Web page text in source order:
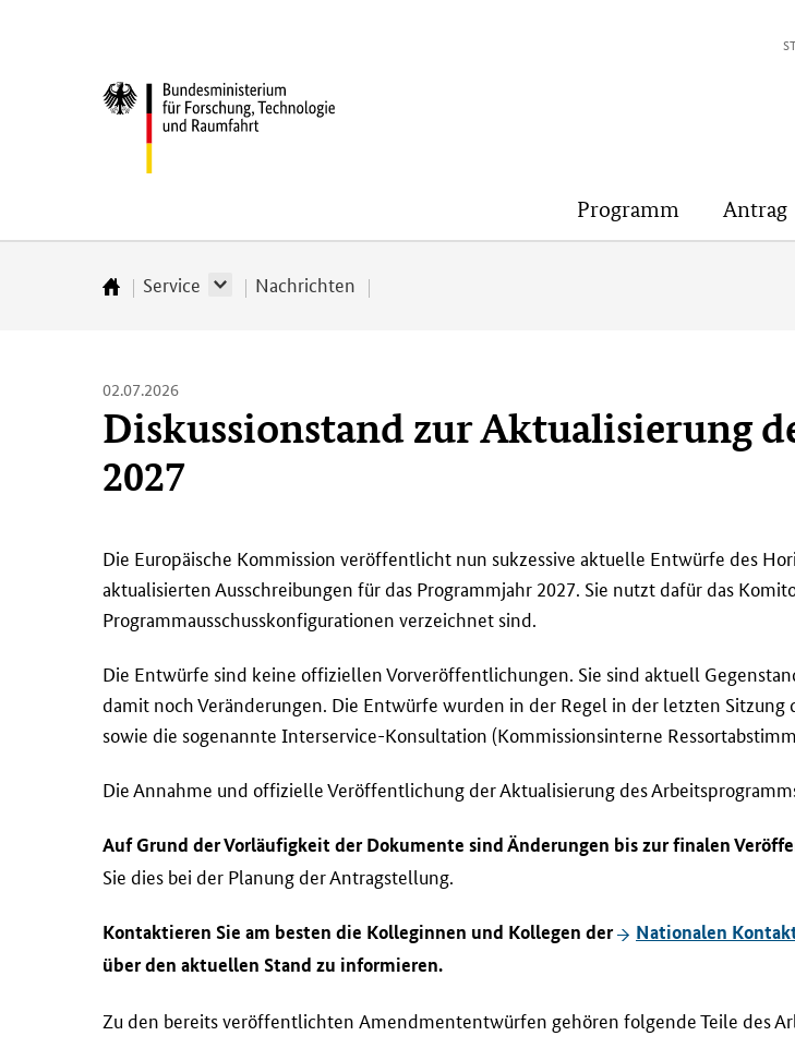
(Eingabetaste)
(Eingabetaste)
(Eingabetaste)
Bundesministerium
und
Raumfahrt
Programm Antrag
Startseite
Service Nachrichten
02.07.2026
Diskussionstand zur Aktualisierung
2027
i
e
E
r
o
p
i
c
h
K
o
m
Die Europäische Kommission veröffentlicht nun sukzessive aktuelle Entwürfe des
aktualisierten Ausschreibungen für das Programmjahr 2027. Sie nutzt dafür das
Programmausschusskonfigurationen verzeichnet sind.
Die Entwürfe sind keine offiziellen Vorveröffentlichungen. Sie sind aktuell
damit noch Veränderungen. Die Entwürfe wurden in der Regel in der letzten Sitzung
sowie die sogenannte Interservice-Konsultation (Kommissionsinterne
Die Annahme und offizielle Veröffentlichung der Aktualisierung des
Auf Grund der Vorläufigkeit der Dokumente sind Änderungen bis zur finalen
Sie dies bei der Planung der Antragstellung.
Kontaktieren Sie am besten die Kolleginnen und Kollegen der Nationalen
über den aktuellen Stand zu informieren.
Zu den bereits veröffentlichten Amendmententwürfen gehören folgende Teile des